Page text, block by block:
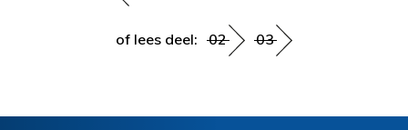
of lees deel: 02 03